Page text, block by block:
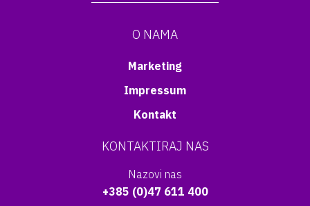
O NAMA
Marketing
Impressum
Kontakt
KONTAKTIRAJ NAS
Nazovi nas
+385 (0)47 611 400